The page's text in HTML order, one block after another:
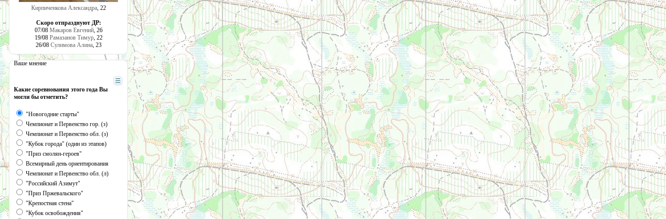
Кирпиченкова Александра, 22
Скоро отпразднуют ДР:
07/08 Макаров Евгений, 26
19/08 Рамазанов Тимур, 22
26/08 Сулимова Алина, 23
Ваше мнение
Какие соревнования этого года Вы
могли бы отметить?
"Новогодние старты"
Чемпионат и Первенство гор. (з)
Чемпионат и Первенство обл. (з)
"Кубок города" (один из этапов)
"Приз смолян-героев"
Всемирный день ориентирования
Чемпионат и Первенство обл. (л)
"Российский Азимут"
"Приз Пржевальского"
"Крепостная стена"
"Кубок освобождения"